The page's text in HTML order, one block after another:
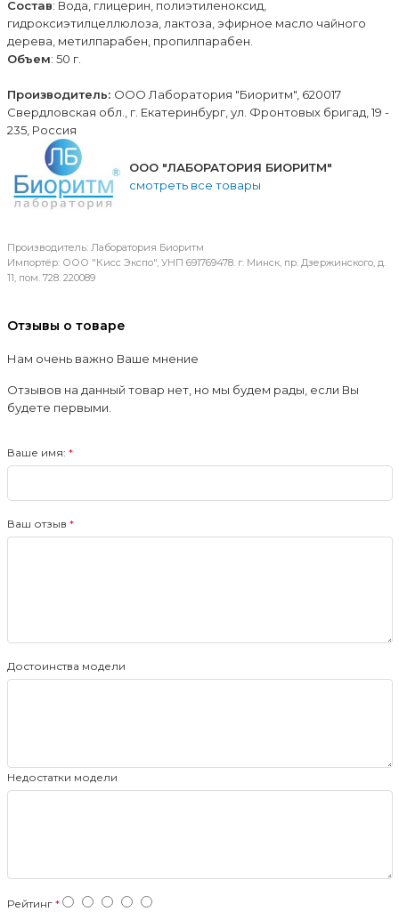
Состав: Вода, глицерин, полиэтиленоксид,
гидроксиэтилцеллюлоза, лактоза, эфирное масло чайного
дерева, метилпарабен, пропилпарабен.
Объем: 50 г.
Производитель: ООО Лаборатория "Биоритм", 620017
Свердловская обл., г. Екатеринбург, ул. Фронтовых бригад, 19 -
235, Россия
ООО "ЛАБОРАТОРИЯ БИОРИТМ"
смотреть все товары
Производитель: Лаборатория Биоритм
Импортёр: ООО "Кисс Экспо", УНП 691769478. г. Минск, пр. Дзержинского, д.
11, пом. 728. 220089
Отзывы о товаре
Нам очень важно Ваше мнение
Отзывов на данный товар нет, но мы будем рады, если Вы
будете первыми.
Ваше имя:
Ваш отзыв
Достоинства модели
Недостатки модели
Рейтинг